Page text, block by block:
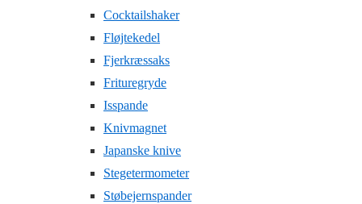
Cocktailshaker
Fløjtekedel
Fjerkræssaks
Frituregryde
Isspande
Knivmagnet
Japanske knive
Stegetermometer
Støbejernspander